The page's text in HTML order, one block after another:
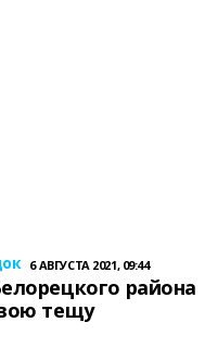
6 АВГУСТА 2021, 09:44
района
тещу